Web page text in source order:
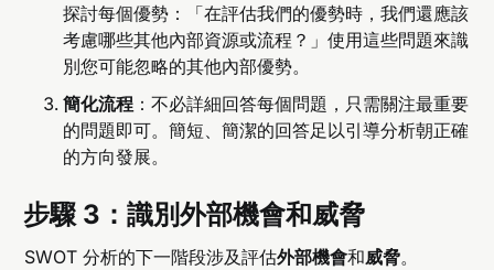
探討每個優勢：「在評估我們的優勢時，我們還應該
考慮哪些其他內部資源或流程？」使用這些問題來識
別您可能忽略的其他內部優勢。
簡化流程 ：不必詳細回答每個問題，只需關注最重要
的問題即可。簡短、簡潔的回答足以引導分析朝正確
的方向發展。
步驟 3：識別外部機會和威脅
SWOT 分析的下一階段涉及評估外部機會和威脅。